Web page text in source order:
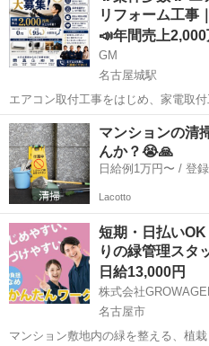
リフォーム工事
📣年間売上
GM
名古屋城駅
エアコン取付工事をはじめ、家電取
数の案件をご用意しております！ 大手家電量販店様をはじめ、不動産
管理会社様・建設会社様・工務店様
ど、多数の企業様とお取引しておりま
愛知 名古屋市 名古屋城駅
マンションの清
んか？😭🙏
日給
Lacotto
短期・日払い
りの緑管理スタ
日給13,000円
株式会社
名古屋市
マンション敷地内の緑を整える、植栽・